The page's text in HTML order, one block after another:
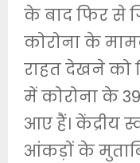
के बाद फिर से
कोरोना के
राहत देखने को
में कोरोना के
आए हैं। केंद्रीय
आंकड़ों के